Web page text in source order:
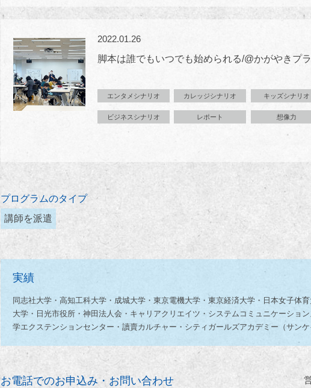
2022.01.26
脚本は誰でもいつでも始められる/@かがやきプ
エンタメシナリオ カレッジシナリオ キッズシナリオ
ビジネスシナリオ レポート 想像力
プログラムのタイプ
講師を派遣
実績
同志社大学・高知工科大学・成城大学・東京電機大学・東京経済大学・日本女子体
大学・日光市役所・神田法人会・キャリアクリエイツ・システムコミュニケーショ
学エクステンションセンター・讀賣カルチャー・シティガールズアカデミー（サン
お電話でのお申込み・お問い合わせ